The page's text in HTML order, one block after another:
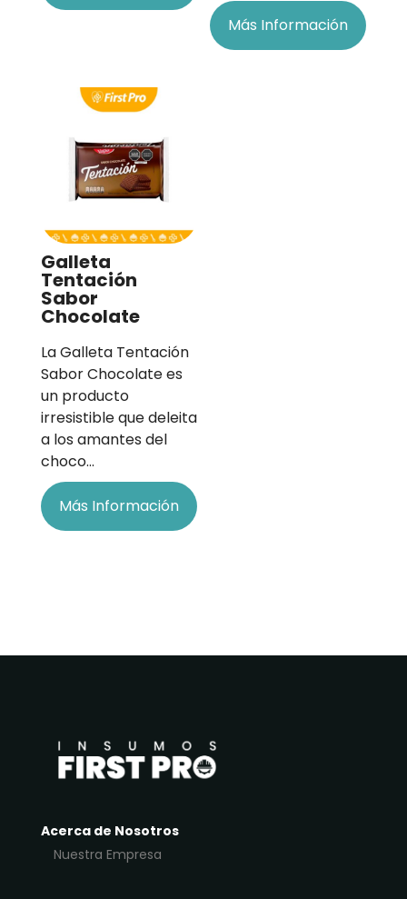
Más Información
Galleta
Tentación
Sabor
Chocolate
La Galleta Tentación
Sabor Chocolate es
un producto
irresistible que deleita
a los amantes del
choco…
Más Información
Acerca de Nosotros
Nuestra Empresa